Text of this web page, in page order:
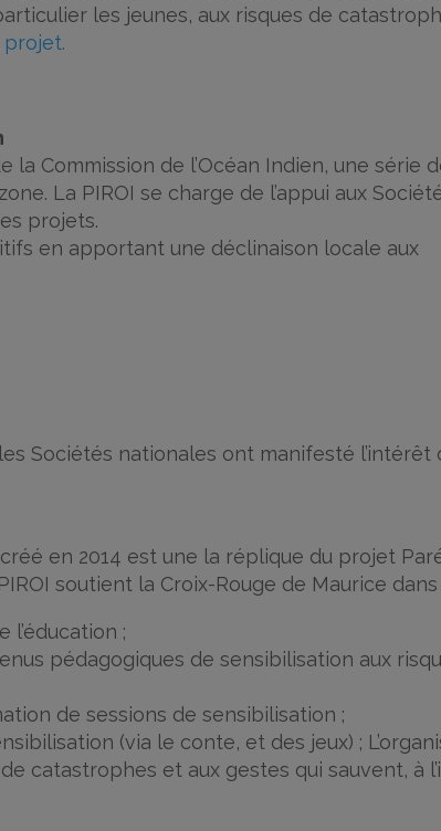
les jeunes, aux risques de
projet.
Commission de l’Océan Indien, une série
La PIROI se charge de l’appui aux
projets.
en apportant une déclinaison locale aux
Sociétés nationales ont manifesté
en 2014 est une la réplique du projet
soutient la Croix-Rouge de Maurice dans
l’éducation ;
pédagogiques de sensibilisation aux
de sessions de sensibilisation ;
(via le conte, et des jeux) ;
catastrophes et aux gestes qui sauvent, à